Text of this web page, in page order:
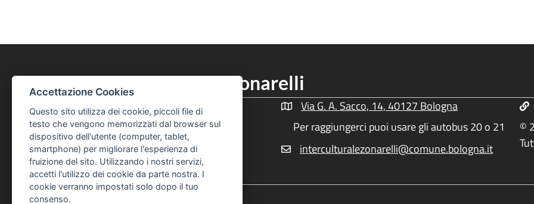
Centro Interculturale Zonarelli
Telefono Centro Culturale Zonarelli
051 219 6320
Telefono Centro Culturale Zonarelli
051 219 6325
Pagina Facebook Centro Zonarelli
Profilo Instagram Centro Zonarelli
Indirizzo Centro Culturale Zonarelli
Via G. A. Sacco, 14, 40127 Bologna
Per raggiungerci puoi usare gli autobus 20 o 21
Email Centro Interculturale Zonarelli
interculturalezonarelli@comune.bologna.it
©
Accettazione Cookies
Questo sito utilizza dei cookie, piccoli file di
testo che vengono memorizzati dal browser sul
dispositivo dell'utente (computer, tablet,
smartphone) per migliorare l'esperienza di
fruizione del sito. Utilizzando i nostri servizi,
accetti l'utilizzo dei cookie da parte nostra. I
cookie verranno impostati solo dopo il tuo
consenso.